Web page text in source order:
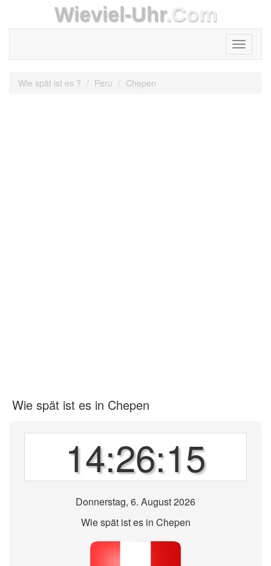
Wieviel-Uhr.Com
Toggle
Wie spät ist es ? Peru Chepen
Wie spät ist es in Chepen
14:26:15
Donnerstag, 6. August 2026
Wie spät ist es in Chepen